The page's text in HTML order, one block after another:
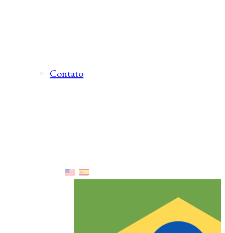
Contato